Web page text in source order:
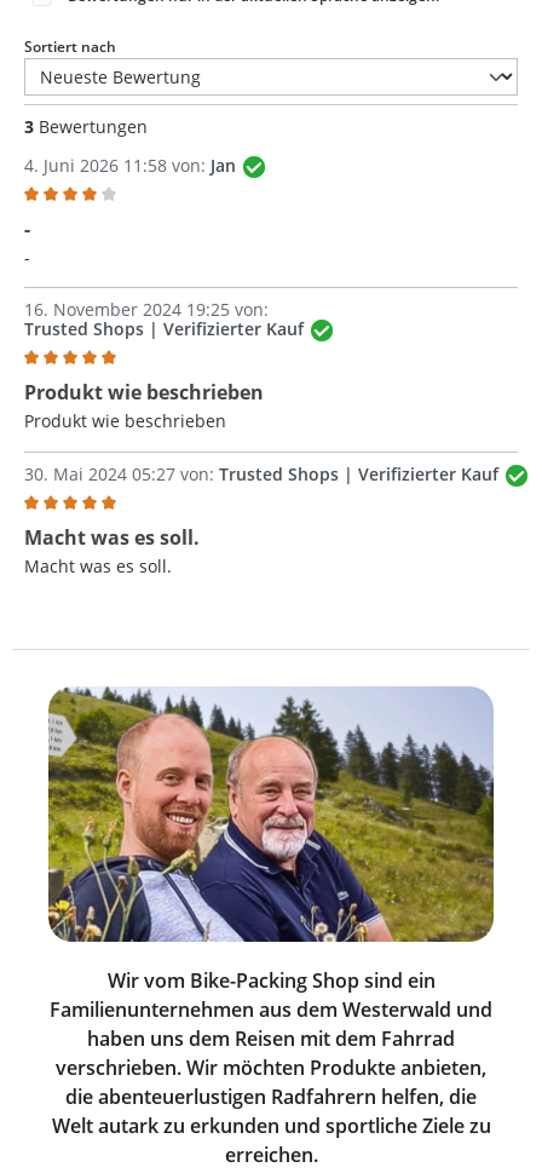
Sortiert nach
3 Bewertungen
4. Juni 2026 11:58 von: Jan
-
-
16. November 2024 19:25 von:
Trusted Shops | Verifizierter Kauf
Bewertung mit 5 von 5 Sternen
Produkt wie beschrieben
Produkt wie beschrieben
30. Mai 2024 05:27 von: Trusted Shops | Verifizierter Kauf
Bewertung mit 5 von 5 Sternen
Macht was es soll.
Macht was es soll.
Wir vom Bike-Packing Shop sind ein
Familienunternehmen aus dem Westerwald und
haben uns dem Reisen mit dem Fahrrad
verschrieben. Wir möchten Produkte anbieten,
die abenteuerlustigen Radfahrern helfen, die
Welt autark zu erkunden und sportliche Ziele zu
erreichen.